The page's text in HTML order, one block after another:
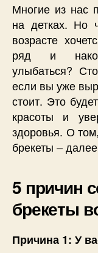
Многие из нас
на детках. Но
возрасте
ряд и
улыбаться?
если вы уже
стоит. Это
красоты и
здоровья. О
брекеты –
5 причин
брекеты
Причина 1: У